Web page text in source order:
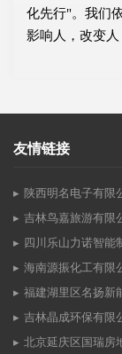
化先行"。我们
影响人，改变人
友情链接
陕西明名电子有限
吉林鸟嘉旅游有限
四川乐山力诺智能
海南源振化工有限
福建湖里区名扬新
吉林晶成环保有限
北京延庆区国瑞房